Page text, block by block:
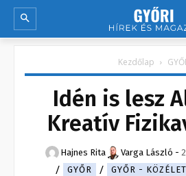
Kezdőlap
Idén is lesz
Kreatív
Hajnes Rita Varga László -
GYŐR
GYŐR - KÖZÉLET